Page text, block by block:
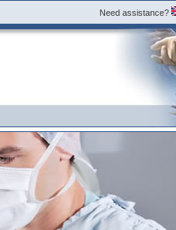
Need assistance?